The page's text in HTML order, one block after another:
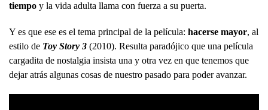
tiempo y la vida adulta llama con fuerza a su puerta.
Y es que ese es el tema principal de la película: hacerse mayor, al
estilo de Toy Story 3 (2010). Resulta paradójico que una película
cargadita de nostalgia insista una y otra vez en que tenemos que
dejar atrás algunas cosas de nuestro pasado para poder avanzar.